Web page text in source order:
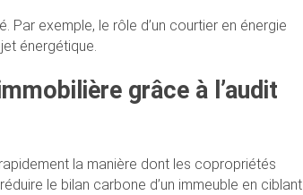
exemple, le rôle d’un courtier en énergie
énergétique.
grâce à l’audit
la manière dont les copropriétés
le bilan carbone d’un immeuble en ciblant